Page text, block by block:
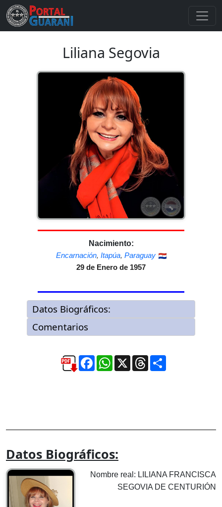
Liliana Segovia
Nacimiento:
Encarnación, Itapúa, Paraguay
29 de Enero de 1957
FacebookWhatsApp
X ThreadsCompartir
Datos Biográficos:
Nombre real: LILIANA FRANCISCA
SEGOVIA DE CENTURIÓN